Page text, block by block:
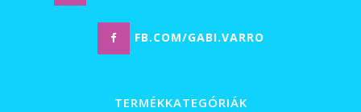
FB.COM/GABI.VARRO
TERMÉKKATEGÓRIÁK